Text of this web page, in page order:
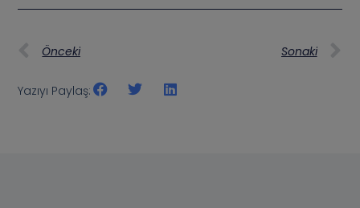
Önceki Sonaki
Yazıyı Paylaş: